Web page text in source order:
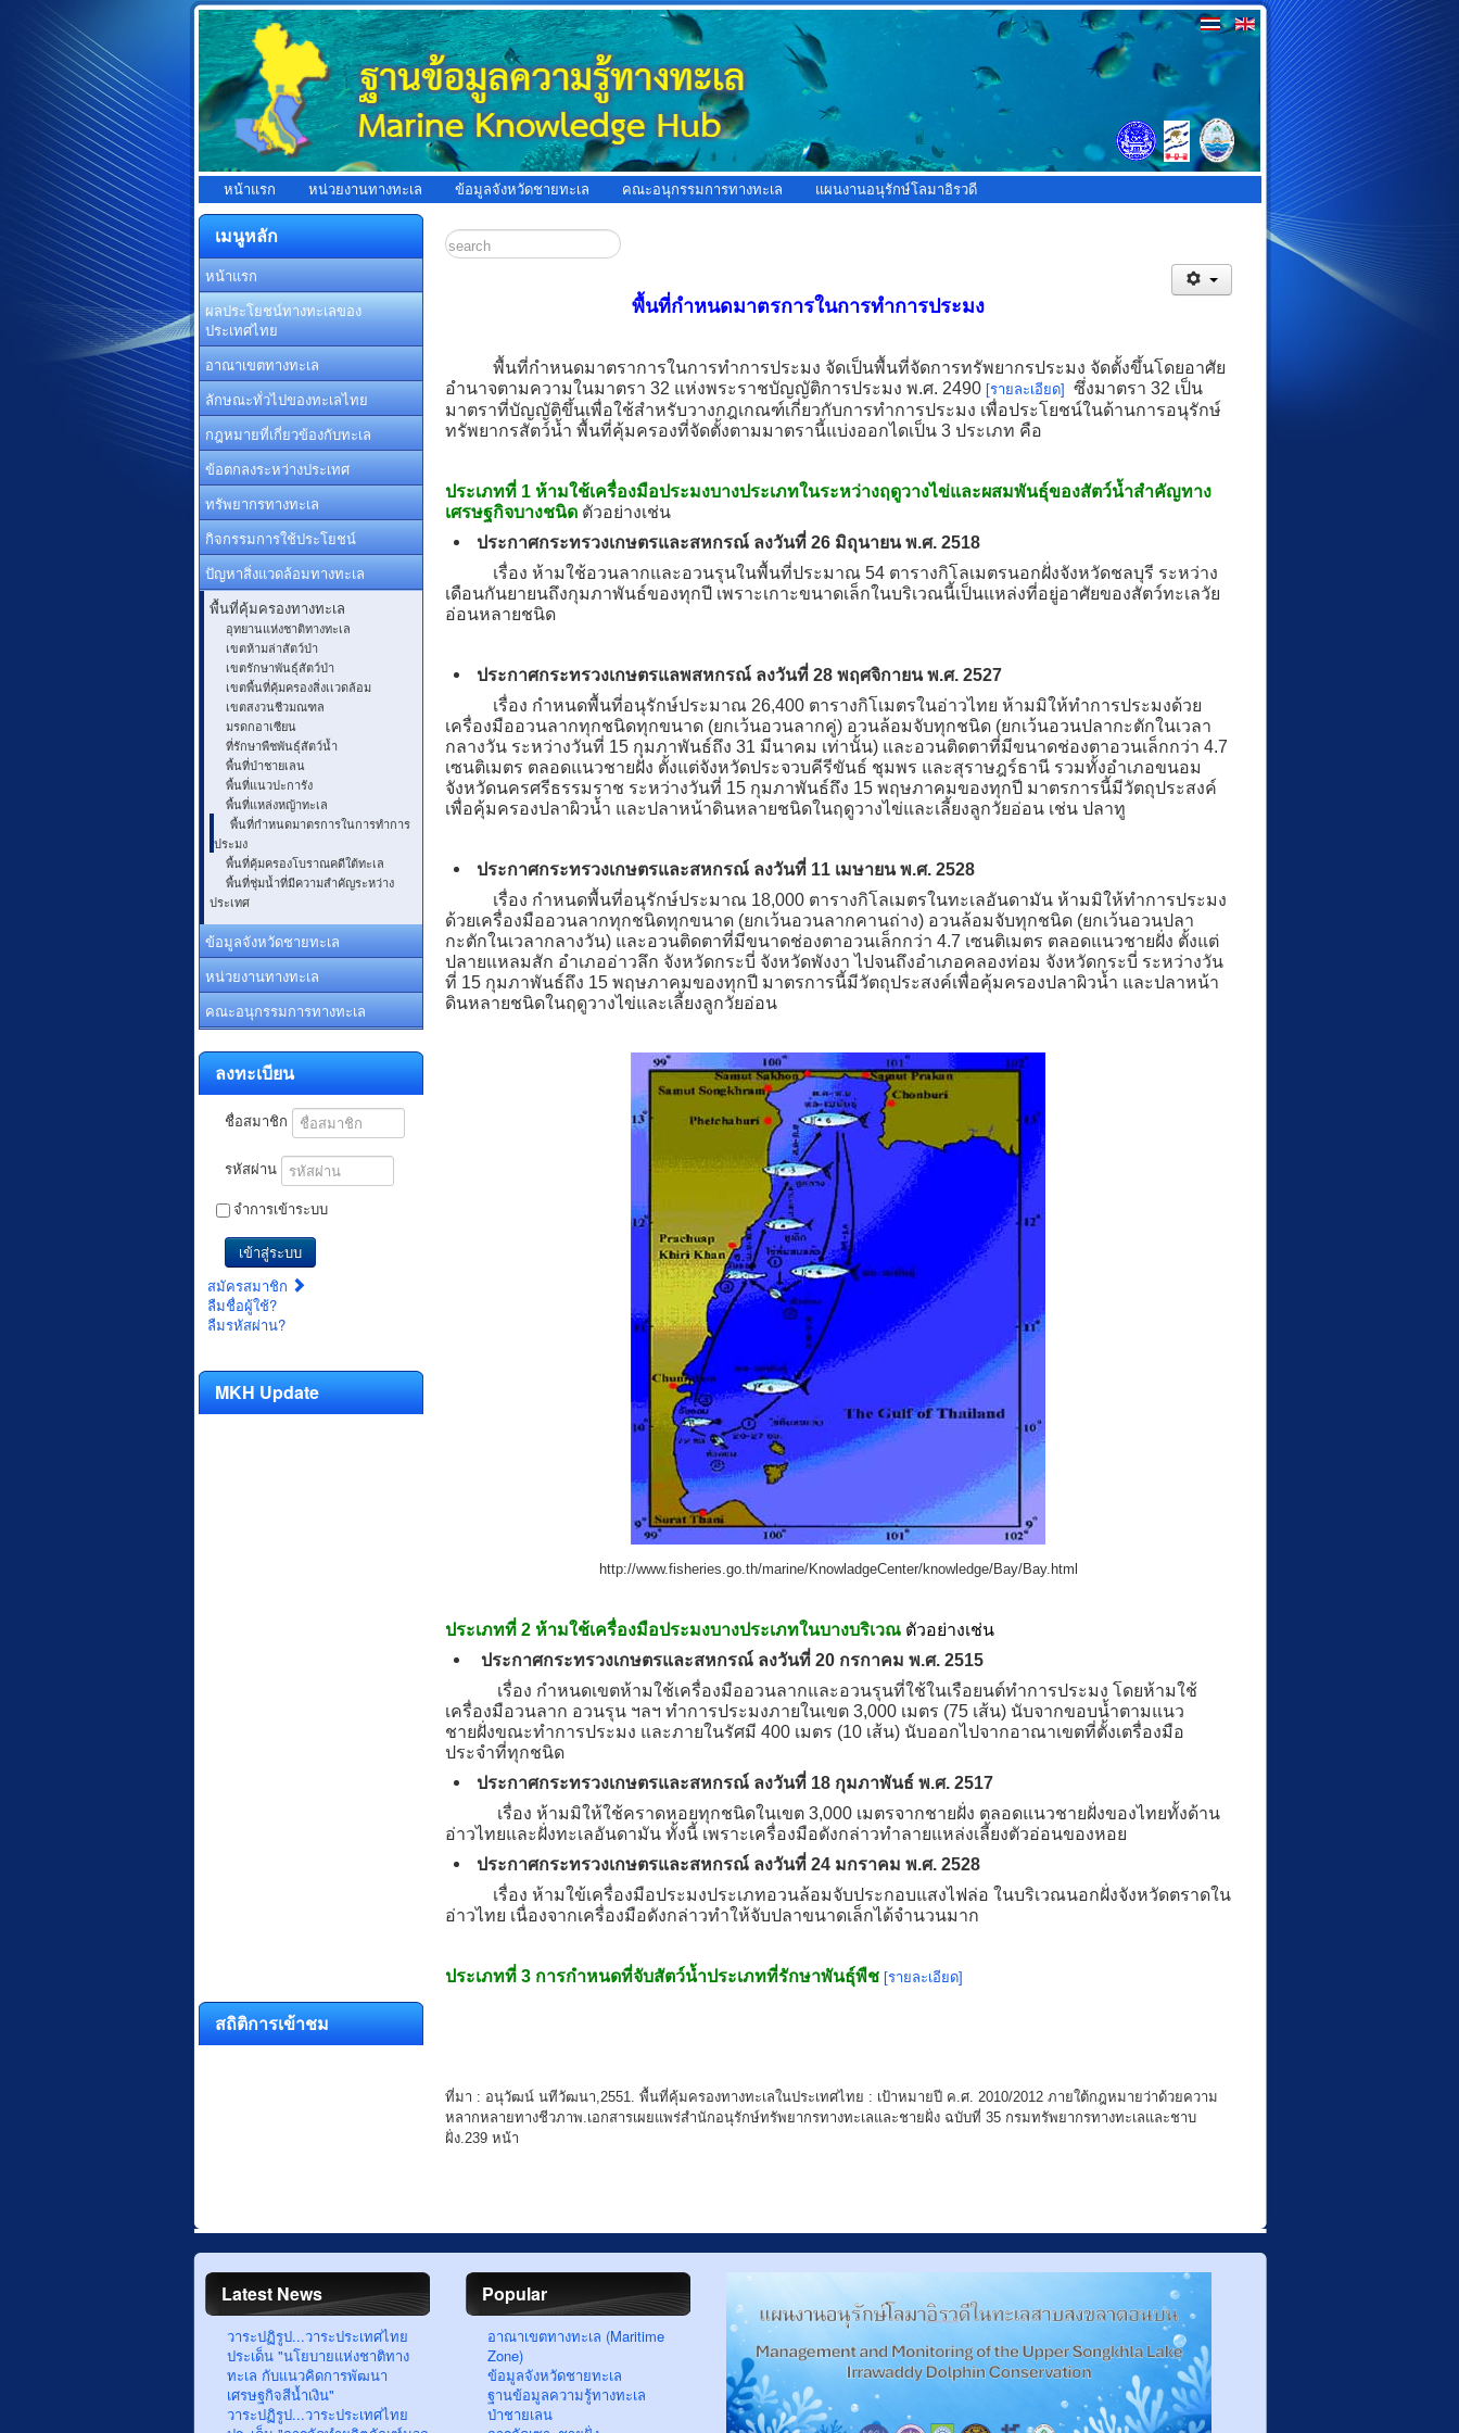
หน้าแรก หน่วยงานทางทะเล ข้อมูลจังหวัดชายทะเล คณะอนุกรรมการทางทะเล แผนงานอนุรักษ์โลมาอิรวดี
เมนูหลัก
หน้าแรก
ผลประโยชน์ทางทะเลของ
ประเทศไทย
อาณาเขตทางทะเล
ลักษณะทั่วไปของทะเลไทย
กฎหมายที่เกี่ยวข้องกับทะเล
ข้อตกลงระหว่างประเทศ
ทรัพยากรทางทะเล
กิจกรรมการใช้ประโยชน์
ปัญหาสิ่งแวดล้อมทางทะเล
พื้นที่คุ้มครองทางทะเล
อุทยานแห่งชาติทางทะเล
เขตห้ามล่าสัตว์ป่า
เขตรักษาพันธุ์สัตว์ป่า
เขตพื้นที่คุ้มครองสิ่งเเวดล้อม
เขตสงวนชีวมณฑล
มรดกอาเซียน
ที่รักษาพืชพันธุ์สัตว์น้ำ
พื้นที่ป่าชายเลน
พื้นที่แนวปะการัง
พื้นที่แหล่งหญ้าทะเล
พื้นที่กำหนดมาตรการในการทำการ
ประมง
พื้นที่คุ้มครองโบราณคดีใต้ทะเล
พื้นที่ชุ่มน้ำที่มีความสำคัญระหว่าง
ประเทศ
ข้อมูลจังหวัดชายทะเล
หน่วยงานทางทะเล
คณะอนุกรรมการทางทะเล
ลงทะเบียน
ชื่อสมาชิก
รหัสผ่าน
จำการเข้าระบบ
เข้าสู่ระบบ
สมัครสมาชิก
ลืมชื่อผู้ใช้?
ลืมรหัสผ่าน?
MKH Update
สถิติการเข้าชม
พื้นที่กำหนดมาตรการในการทำการประมง
พื้นที่กำหนดมาตราการในการทำการประมง จัดเป็นพื้นที่จัดการทรัพยากรประมง จัดตั้งขึ้นโดยอาศัย
อำนาจตามความในมาตรา 32 แห่งพระราชบัญญัติการประมง พ.ศ. 2490 [รายละเอียด]
ซึ่งมาตรา 32 เป็น
มาตราที่บัญญัติขึ้นเพื่อใช้สำหรับวางกฎเกณฑ์เกี่ยวกับการทำการประมง เพื่อประโยชน์ในด้านการอนุรักษ์
ทรัพยากรสัตว์น้ำ พื้นที่คุ้มครองที่จัดตั้งตามมาตรานี้แบ่งออกไดเป็น 3 ประเภท คือ
ประเภทที่ 1 ห้ามใช้เครื่องมือประมงบางประเภทในระหว่างฤดูวางไข่และผสมพันธุ์ของสัตว์น้ำสำคัญทาง
เศรษฐกิจบางชนิดตัวอย่างเช่น
ประกาศกระทรวงเกษตรและสหกรณ์ ลงวันที่ 26 มิถุนายน พ.ศ. 2518
เรื่อง ห้ามใช้อวนลากและอวนรุนในพื้นที่ประมาณ 54 ตารางกิโลเมตรนอกฝั่งจังหวัดชลบุรี ระหว่าง
เดือนกันยายนถึงกุมภาพันธ์ของทุกปี เพราะเกาะขนาดเล็กในบริเวณนี้เป็นแหล่งที่อยู่อาศัยของสัตว์ทะเลวัย
อ่อนหลายชนิด
ประกาศกระทรวงเกษตรแลพสหกรณ์ ลงวันที่ 28 พฤศจิกายน พ.ศ. 2527
เรื่อง กำหนดพื้นที่อนุรักษ์ประมาณ 26,400 ตารางกิโเมตรในอ่าวไทย ห้ามมิให้ทำการประมงด้วย
เครื่องมืออวนลากทุกชนิดทุกขนาด (ยกเว้นอวนลากคู่) อวนล้อมจับทุกชนิด (ยกเว้นอวนปลากะตักในเวลา
กลางวัน ระหว่างวันที่ 15 กุมภาพันธ์ถึง 31 มีนาคม เท่านั้น) และอวนติดตาที่มีขนาดช่องตาอวนเล็กกว่า 4.7
เซนติเมตร ตลอดแนวชายฝั่ง ตั้งแต่จังหวัดประจวบคีรีขันธ์ ชุมพร และสุราษฎร์ธานี รวมทั้งอำเภอขนอม
จังหวัดนครศรีธรรมราช ระหว่างวันที่ 15 กุมภาพันธ์ถึง 15 พฤษภาคมของทุกปี มาตรการนี้มีวัตถุประสงค์
เพื่อคุ้มครองปลาผิวน้ำ และปลาหน้าดินหลายชนิดในฤดูวางไข่และเลี้ยงลูกวัยอ่อน เช่น ปลาทู
ประกาศกระทรวงเกษตรและสหกรณ์ ลงวันที่ 11 เมษายน พ.ศ. 2528
เรื่อง กำหนดพื้นที่อนุรักษ์ประมาณ 18,000 ตารางกิโลเมตรในทะเลอันดามัน ห้ามมิให้ทำการประมง
ด้วยเครื่องมืออวนลากทุกชนิดทุกขนาด (ยกเว้นอวนลากคานถ่าง) อวนล้อมจับทุกชนิด (ยกเว้นอวนปลา
กะตักในเวลากลางวัน) และอวนติดตาที่มีขนาดช่องตาอวนเล็กกว่า 4.7 เซนติเมตร ตลอดแนวชายฝั่ง ตั้งแต่
ปลายแหลมสัก อำเภออ่าวลึก จังหวัดกระบี่ จังหวัดพังงา ไปจนถึงอำเภอคลองท่อม จังหวัดกระบี่ ระหว่างวัน
ที่ 15 กุมภาพันธ์ถึง 15 พฤษภาคมของทุกปี มาตรการนี้มีวัตถุประสงค์เพื่อคุ้มครองปลาผิวน้ำ และปลาหน้า
ดินหลายชนิดในฤดูวางไข่และเลี้ยงลูกวัยอ่อน
http://www.fisheries.go.th/marine/KnowladgeCenter/knowledge/Bay/Bay.html
ประเภทที่ 2 ห้ามใช้เครื่องมือประมงบางประเภทในบางบริเวณ ตัวอย่างเช่น
ประกาศกระทรวงเกษตรและสหกรณ์ ลงวันที่ 20 กรกาคม พ.ศ. 2515
เรื่อง กำหนดเขตห้ามใช้เครื่องมืออวนลากและอวนรุนที่ใช้ในเรือยนต์ทำการประมง โดยห้ามใช้
เครื่องมือวนลาก อวนรุน ฯลฯ ทำการประมงภายในเขต 3,000 เมตร (75 เส้น) นับจากขอบน้ำตามแนว
ชายฝั่งขณะทำการประมง และภายในรัศมี 400 เมตร (10 เส้น) นับออกไปจากอาณาเขตที่ตั้งเตรื่องมือ
ประจำที่ทุกชนิด
ประกาศกระทรวงเกษตรและสหกรณ์ ลงวันที่ 18 กุมภาพันธ์ พ.ศ. 2517
เรื่อง ห้ามมิให้ใช้คราดหอยทุกชนิดในเขต 3,000 เมตรจากชายฝั่ง ตลอดแนวชายฝั่งของไทยทั้งด้าน
อ่าวไทยและฝั่งทะเลอันดามัน ทั้งนี้ เพราะเครื่องมือดังกล่าวทำลายแหล่งเลี้ยงตัวอ่อนของหอย
ประกาศกระทรวงเกษตรและสหกรณ์ ลงวันที่ 24 มกราคม พ.ศ. 2528
เรื่อง ห้ามใข้เครื่องมือประมงประเภทอวนล้อมจับประกอบแสงไฟล่อ ในบริเวณนอกฝั่งจังหวัดตราดใน
อ่าวไทย เนื่องจากเครื่องมือดังกล่าวทำให้จับปลาขนาดเล็กได้จำนวนมาก
ประเภทที่ 3 การกำหนดที่จับสัตว์น้ำประเภทที่รักษาพันธุ์พืช [รายละเอียด]
ที่มา : อนุวัฒน์ นทีวัฒนา,2551. พื้นที่คุ้มครองทางทะเลในประเทศไทย : เป้าหมายปี ค.ศ. 2010/2012 ภายใต้กฎหมายว่าด้วยความ
หลากหลายทางชีวภาพ.เอกสารเผยแพร่สำนักอนุรักษ์ทรัพยากรทางทะเลและชายฝั่ง ฉบับที่ 35 กรมทรัพยากรทางทะเลและชาบ
ฝั่ง.239 หน้า
Latest News
วาระปฏิรูป...วาระประเทศไทย
ประเด็น "นโยบายแห่งชาติทาง
ทะเล กับแนวคิดการพัฒนา
เศรษฐกิจสีน้ำเงิน"
วาระปฏิรูป...วาระประเทศไทย
Popular
อาณาเขตทางทะเล (Maritime
Zone)
ข้อมูลจังหวัดชายทะเล
ฐานข้อมูลความรู้ทางทะเล
ป่าชายเลน